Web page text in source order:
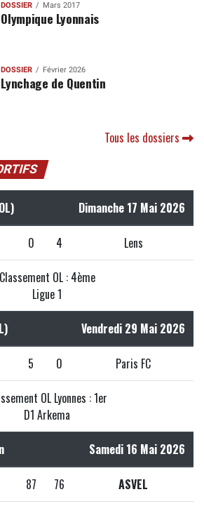
DOSSIER Mars 2017
Olympique Lyonnais
DOSSIER Février 2026
Lynchage de Quentin
Tous les dossiers
Dimanche 17 Mai 2026
0 4 Lens
Classement OL : 4ème
Ligue 1
Vendredi 29 Mai 2026
5 0 Paris FC
OL Lyonnes : 1er
D1 Arkema
Samedi 16 Mai 2026
87 76 ASVEL